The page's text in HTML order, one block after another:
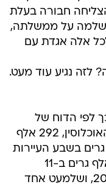
חבורה בעלת
שלמה על ממשלתה,
לכל אלה אגדת עם
לזה נגיע עוד מעט.
בנגב, כך לפי הדוח של
"רגבים" המתבסס על נתוני רשות האוכלוסין, 292 אלף
180 אלף מהם גרים בשבע העיירות
שהוקמו בעבר הרחוק. עוד כ-23 אלף גרים ב-11
הכפרים שאושרו בשנים 2003-2006, ושלמעט אחד